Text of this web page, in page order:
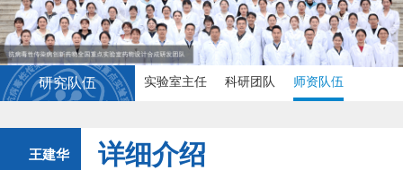
研究队伍 实验室主任 科研团队 师资队伍
王建华 详细介绍